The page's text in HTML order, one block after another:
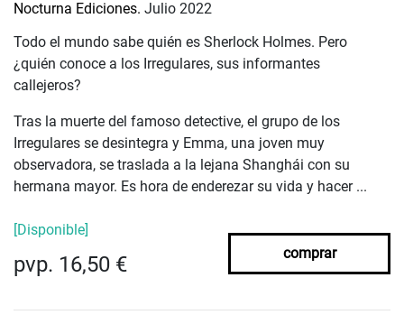
Nocturna Ediciones. Julio 2022
Todo el mundo sabe quién es Sherlock Holmes. Pero
¿quién conoce a los Irregulares, sus informantes
callejeros?
Tras la muerte del famoso detective, el grupo de los
Irregulares se desintegra y Emma, una joven muy
observadora, se traslada a la lejana Shanghái con su
hermana mayor. Es hora de enderezar su vida y hacer ...
[Disponible]
pvp. 16,50 € comprar